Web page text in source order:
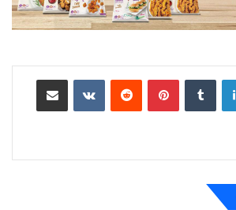
لينكدإن بينتيريست
مشاركة عبر البريد